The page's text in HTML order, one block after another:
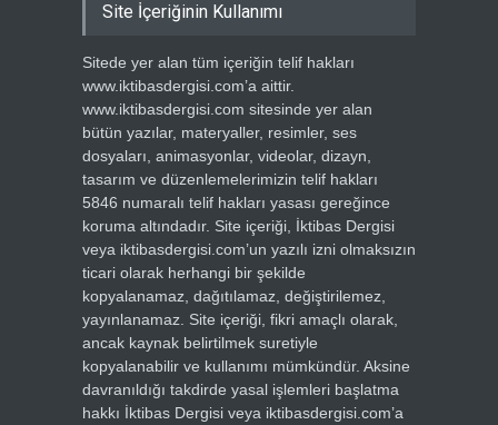
Site İçeriğinin Kullanımı
Sitede yer alan tüm içeriğin telif hakları
www.iktibasdergisi.com’a aittir.
www.iktibasdergisi.com sitesinde yer alan
bütün yazılar, materyaller, resimler, ses
dosyaları, animasyonlar, videolar, dizayn,
tasarım ve düzenlemelerimizin telif hakları
5846 numaralı telif hakları yasası gereğince
koruma altındadır. Site içeriği, İktibas Dergisi
veya iktibasdergisi.com’un yazılı izni olmaksızın
ticari olarak herhangi bir şekilde
kopyalanamaz, dağıtılamaz, değiştirilemez,
yayınlanamaz. Site içeriği, fikri amaçlı olarak,
ancak kaynak belirtilmek suretiyle
kopyalanabilir ve kullanımı mümkündür. Aksine
davranıldığı takdirde yasal işlemleri başlatma
hakkı İktibas Dergisi veya iktibasdergisi.com’a